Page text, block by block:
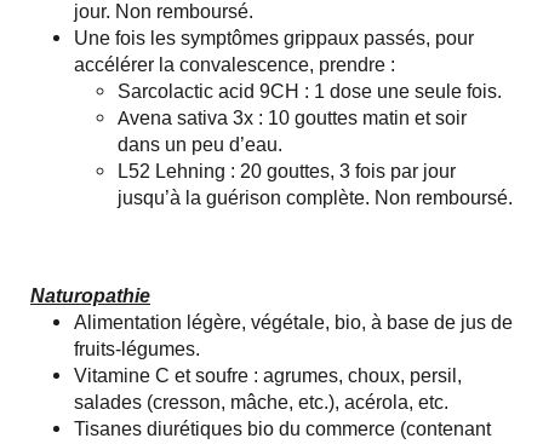
jour. Non remboursé.
Une fois les symptômes grippaux passés, pour
accélérer la convalescence, prendre :
Sarcolactic acid 9CH : 1 dose une seule fois.
Avena sativa 3x : 10 gouttes matin et soir
dans un peu d’eau.
L52 Lehning : 20 gouttes, 3 fois par jour
jusqu’à la guérison complète. Non remboursé.
Naturopathie
Alimentation légère, végétale, bio, à base de jus de
fruits-légumes.
Vitamine C et soufre : agrumes, choux, persil,
salades (cresson, mâche, etc.), acérola, etc.
Tisanes diurétiques bio du commerce (contenant